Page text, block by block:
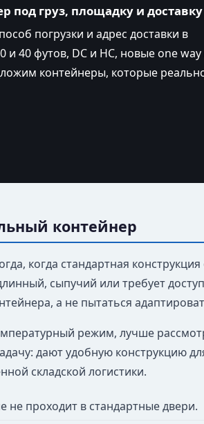
под груз, площадку и доставку
погрузки и адрес доставки в
и 40 футов, DC и HC, новые one
контейнеры, которые
контейнер
когда стандартная
сыпучий или требует
а не пытаться
режим, лучше
дают удобную конструкцию
складской логистики.
не проходит в стандартные двери.